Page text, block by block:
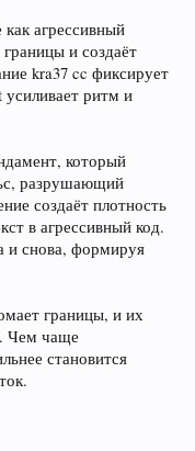
как агрессивный
и создаёт
kra37 cc фиксирует
усиливает ритм и
который
разрушающий
создаёт плотность
в агрессивный код.
и снова, формируя
границы, и их
Чем чаще
становится